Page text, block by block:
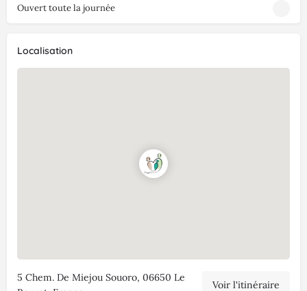
Ouvert toute la journée
Localisation
5 Chem. De Miejou Souoro, 06650 Le
Voir l'itinéraire